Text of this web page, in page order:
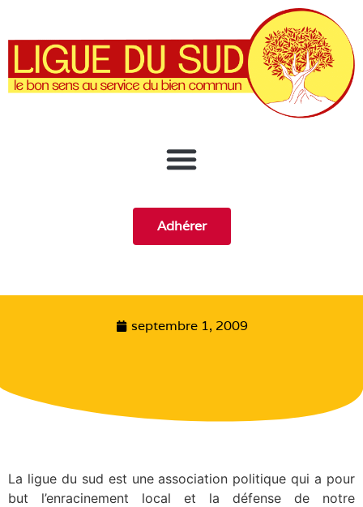
Adhérer
septembre 1, 2009
La ligue du sud est une association politique qui a pour
but l’enracinement local et la défense de notre